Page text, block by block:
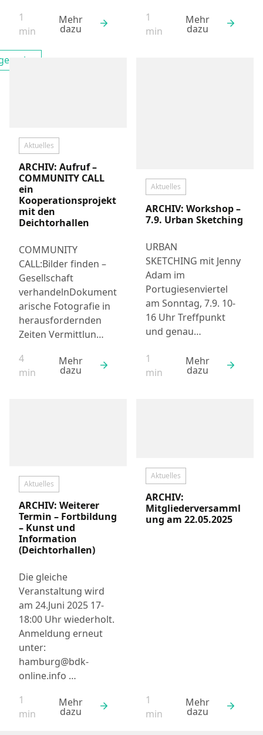
Filtern nach
Lesezeit:
1
min
Mehr
dazu Lesezeit:
1
min
Mehr
dazu
Aktuelles
ARCHIV: Aufruf –
COMMUNITY CALL
ein
Kooperationsprojekt
mit den
Deichtorhallen
COMMUNITY
CALL:Bilder finden –
Gesellschaft
verhandelnDokument
arische Fotografie in
herausfordernden
Zeiten Vermittlun…
Lesezeit:
4
min
Mehr
dazu
Aktuelles
ARCHIV: Workshop –
7.9. Urban Sketching
URBAN
SKETCHING mit Jenny
Adam im
Portugiesenviertel
am Sonntag, 7.9. 10-
16 Uhr Treffpunkt
und genau…
Lesezeit:
1
min
Mehr
dazu
Aktuelles
ARCHIV: Weiterer
Termin – Fortbildung
– Kunst und
Information
(Deichtorhallen)
Die gleiche
Veranstaltung wird
am 24.Juni 2025 17-
18:00 Uhr wiederholt.
Anmeldung erneut
unter:
hamburg@bdk-
online.info …
Lesezeit:
1
min
Mehr
dazu
Aktuelles
ARCHIV:
Mitgliederversamml
ung am 22.05.2025
Lesezeit:
1
min
Mehr
dazu